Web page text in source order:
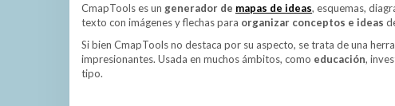
CmapTools es un generador de mapas de ideas, esquemas,
texto con imágenes y flechas para organizar conceptos e ideas
Si bien CmapTools no destaca por su aspecto, se trata de una
impresionantes. Usada en muchos ámbitos, como educación,
tipo.